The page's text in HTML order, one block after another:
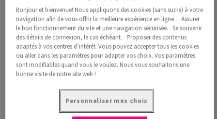
#447533
Pioneer, Preprint, superblanc, sans bois ECF, 100g/m2, 920mm x
650mm, BL, Paquet de 500 feuilles, FSC Mix 70%
Information additionnelle
Recommander ce produit
Prix catalogue TVA incl.
Bonjour et bienvenue! Nous appliquons des cookies (sans sucre) à votre
navigation afin de vous offrir la meilleure expérience en ligne : · Assurer
le bon fonctionnement du site et une navigation sécurisée. · Se souvenir
des détails de connexion, le cas échéant. · Proposer des contenus
adaptés à vos centres d’intérêt. Vous pouvez accepter tous les cookies
ou aller dans les paramètres pour adapter vos choix. Vos paramètres
sont modifiables quand vous le voulez. Nous vous souhaitons une
bonne visite de notre site web !
Personnaliser mes choix